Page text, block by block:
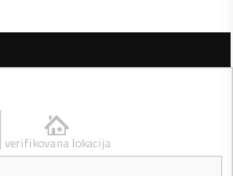
verifikovana lokacija